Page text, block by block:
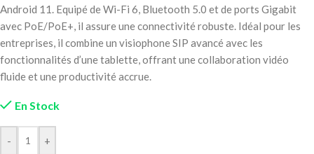
Android 11. Equipé de Wi-Fi 6, Bluetooth 5.0 et de ports Gigabit
avec PoE/PoE+, il assure une connectivité robuste. Idéal pour les
entreprises, il combine un visiophone SIP avancé avec les
fonctionnalités d’une tablette, offrant une collaboration vidéo
fluide et une productivité accrue.
En Stock
- +